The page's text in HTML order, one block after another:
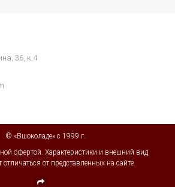
36, к.4
© «Вшоколаде» с 1999 г.
офертой. Характеристики и внешний вид
отличаться от представленных на сайте.